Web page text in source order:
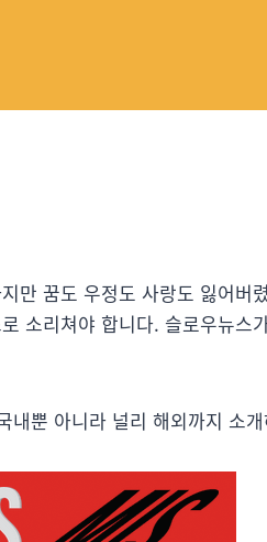
꿈도 우정도 사랑도 잃어버
소리쳐야 합니다. 슬로우뉴스
내뿐 아니라 널리 해외까지 소